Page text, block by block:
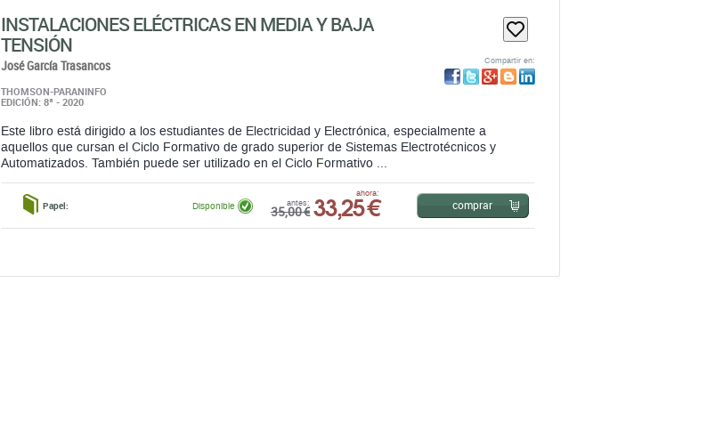
INSTALACIONES ELÉCTRICAS EN MEDIA Y BAJA
TENSIÓN
José García Trasancos
THOMSON-PARANINFO
EDICIÓN: 8ª - 2020
Compartir en:
Este libro está dirigido a los estudiantes de Electricidad y Electrónica, especialmente a
aquellos que cursan el Ciclo Formativo de grado superior de Sistemas Electrotécnicos y
Automatizados. También puede ser utilizado en el Ciclo Formativo ...
Papel: antes:
35,00 €
ahora:
33,25 €
Disponible comprar